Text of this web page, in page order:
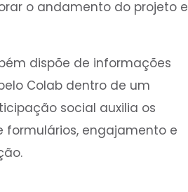
o andamento do projeto e
dispõe de informações
Colab dentro de um
social auxilia os
formulários, engajamento e